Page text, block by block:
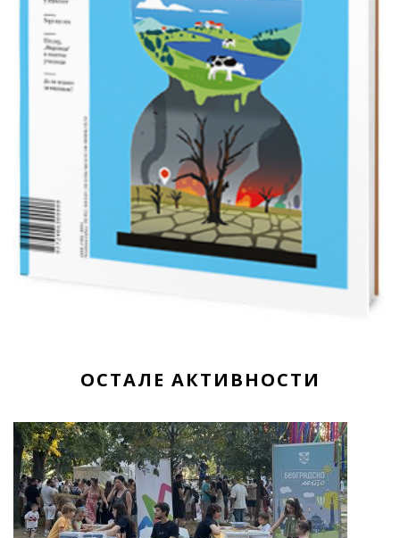
ОСТАЛЕ АКТИВНОСТИ